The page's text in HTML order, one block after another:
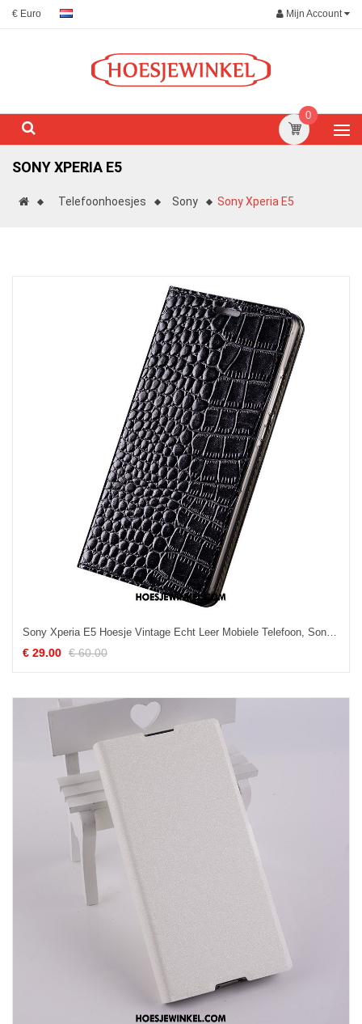
€ Euro Mijn Account
0
SONY XPERIA E5
Telefoonhoesjes Sony Sony Xperia E5
Sony Xperia E5 Hoesje Vintage Echt Leer Mobiele Telefoon, Sony Xperia E5 Hoesje Zwart Zacht
€ 29.00 € 60.00